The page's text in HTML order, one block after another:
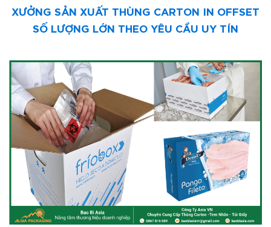
XƯỞNG SẢN XUẤT THÙNG CARTON IN OFFSET
SỐ LƯỢNG LỚN THEO YÊU CẦU UY TÍN